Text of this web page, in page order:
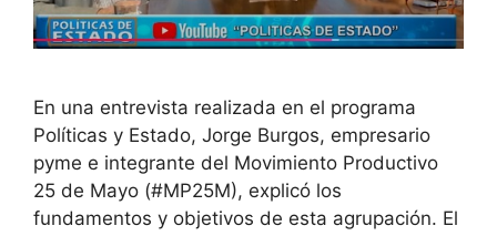
En una entrevista realizada en el programa
Políticas y Estado, Jorge Burgos, empresario
pyme e integrante del Movimiento Productivo
25 de Mayo (#MP25M), explicó los
fundamentos y objetivos de esta agrupación. El